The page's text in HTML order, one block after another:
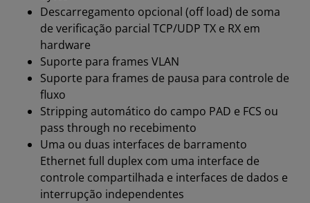
Descarregamento opcional (off load) de soma
de verificação parcial TCP/UDP TX e RX em
hardware
Suporte para frames VLAN
Suporte para frames de pausa para controle de
fluxo
Stripping automático do campo PAD e FCS ou
pass through no recebimento
Uma ou duas interfaces de barramento
Ethernet full duplex com uma interface de
controle compartilhada e interfaces de dados e
interrupção independentes